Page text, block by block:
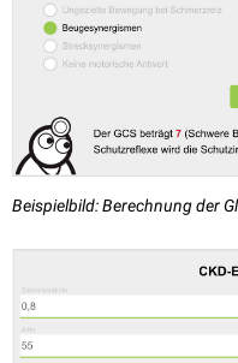
Beispielbild:Berechnung der